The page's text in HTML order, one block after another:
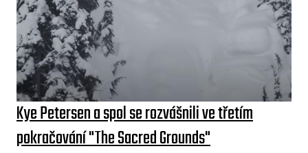
Kye Petersen a spol se rozvášnili ve třetím
pokračování "The Sacred Grounds"